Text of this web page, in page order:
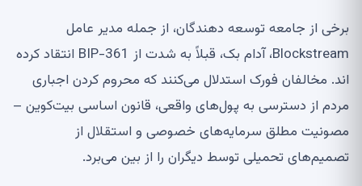
برخی از جامعه توسعه دهندگان، از جمله مدیر عامل
Blockstream، آدام بک، قبلاً به شدت از BIP-361 انتقاد کرده
اند. مخالفان فورک استدلال می‌کنند که محروم کردن اجباری
مردم از دسترسی به پول‌های واقعی، قانون اساسی بیت‌کوین –
مصونیت مطلق سرمایه‌های خصوصی و استقلال از
تصمیم‌های تحمیلی توسط دیگران را از بین می‌برد.